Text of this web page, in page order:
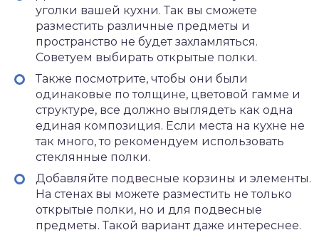
уголки вашей кухни. Так вы сможете
разместить различные предметы и
пространство не будет захламляться.
Советуем выбирать открытые полки.
Также посмотрите, чтобы они были
одинаковые по толщине, цветовой гамме и
структуре, все должно выглядеть как одна
единая композиция. Если места на кухне не
так много, то рекомендуем использовать
стеклянные полки.
Добавляйте подвесные корзины и элементы.
На стенах вы можете разместить не только
открытые полки, но и для подвесные
предметы. Такой вариант даже интереснее.